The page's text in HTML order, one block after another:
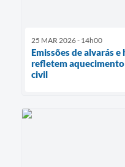
25 MAR 2026 - 14h00
Emissões de alvarás
refletem
civil